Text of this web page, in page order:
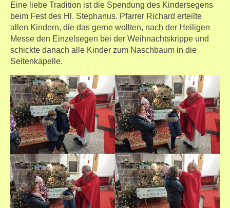
Eine liebe Tradition ist die Spendung des Kindersegens
beim Fest des Hl. Stephanus. Pfarrer Richard erteilte
allen Kindern, die das gerne wollten, nach der Heiligen
Messe den Einzelsegen bei der Weihnachtskrippe und
schickte danach alle Kinder zum Naschbaum in die
Seitenkapelle.